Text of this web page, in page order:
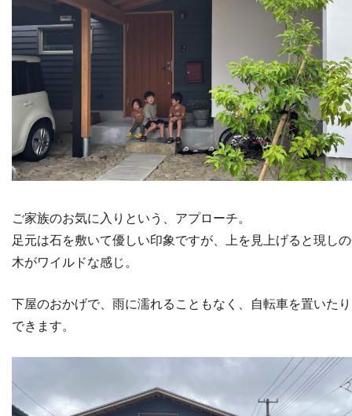
ご家族のお気に入りという、アプローチ。
足元は石を敷いて優しい印象ですが、上を見上げると現し
木がワイルドな感じ。
下屋のおかげで、雨に濡れることもなく、自転車を置いた
できます。